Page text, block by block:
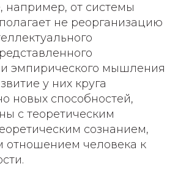
например, от системы
не реорганизацию
эмпирического мышления
у них круга
новых способностей,
с теоретическим
сознанием,
отношением человека к